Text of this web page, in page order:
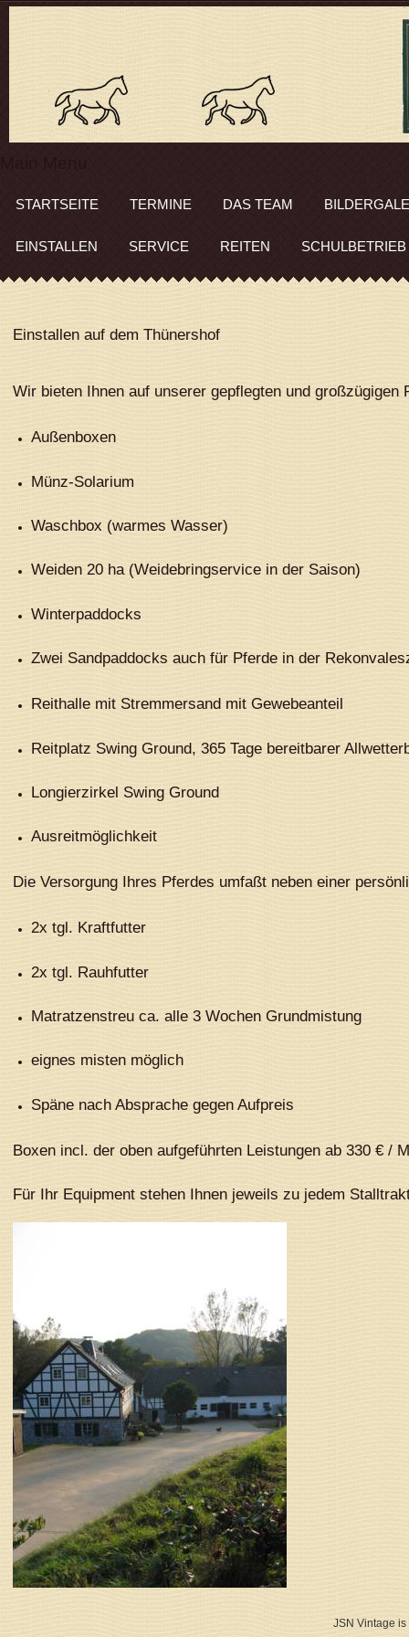
STARTSEITE TERMINE DAS TEAM
EINSTALLEN SERVICE REITEN SCHULBETRIEB
Einstallen auf dem Thünershof
Wir bieten Ihnen auf unserer gepflegten und großzügigen
Außenboxen
Münz-Solarium
Waschbox (warmes Wasser)
Weiden 20 ha (Weidebringservice in der Saison)
Winterpaddocks
Zwei Sandpaddocks auch für Pferde in der
Reithalle mit Stremmersand mit Gewebeanteil
Reitplatz Swing Ground, 365 Tage bereitbarer
Longierzirkel Swing Ground
Ausreitmöglichkeit
Die Versorgung Ihres Pferdes umfaßt neben einer
2x tgl. Kraftfutter
2x tgl. Rauhfutter
Matratzenstreu ca. alle 3 Wochen Grundmistung
eignes misten möglich
Späne nach Absprache gegen Aufpreis
Boxen incl. der oben aufgeführten Leistungen ab 330 € /
Für Ihr Equipment stehen Ihnen jeweils zu jedem
JSN Vintage